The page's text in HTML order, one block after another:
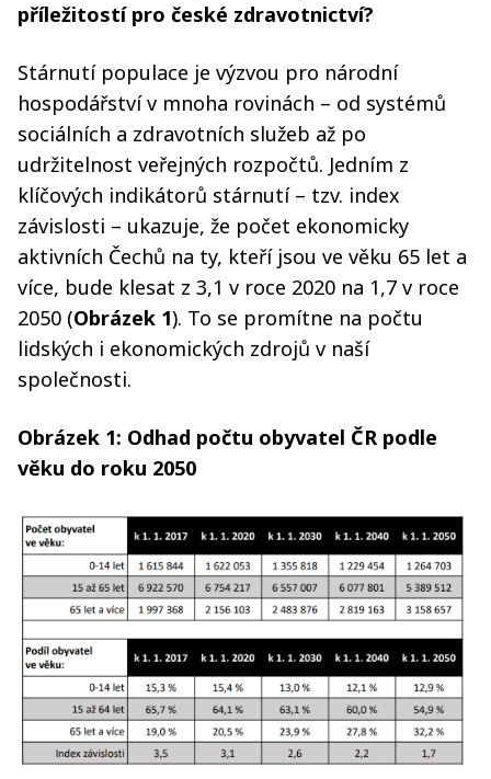
příležitostí pro české zdravotnictví?
Stárnutí populace je výzvou pro národní
hospodářství v mnoha rovinách – od systémů
sociálních a zdravotních služeb až po
udržitelnost veřejných rozpočtů. Jedním z
klíčových indikátorů stárnutí – tzv. index
závislosti – ukazuje, že počet ekonomicky
aktivních Čechů na ty, kteří jsou ve věku 65 let a
více, bude klesat z 3,1 v roce 2020 na 1,7 v roce
2050 (Obrázek 1). To se promítne na počtu
lidských i ekonomických zdrojů v naší
společnosti.
Obrázek 1: Odhad počtu obyvatel ČR podle
věku do roku 2050